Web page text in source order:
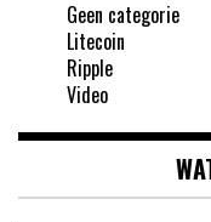
Geen categorie
Litecoin
Ripple
Video